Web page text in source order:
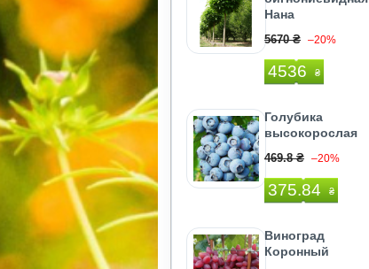
Нана
5670 ₴ –20%
4536 ₴
Голубика
высокорослая
469.8 ₴ –20%
375.84 ₴
Виноград
Коронный